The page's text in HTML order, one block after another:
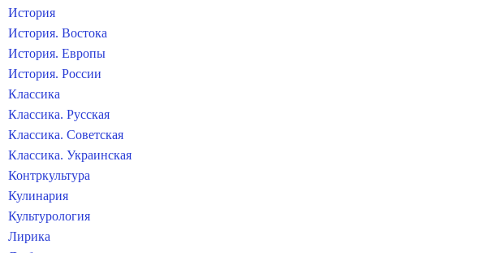
История
История. Востока
История. Европы
История. России
Классика
Классика. Русская
Классика. Советская
Классика. Украинская
Контркультура
Кулинария
Культурология
Лирика